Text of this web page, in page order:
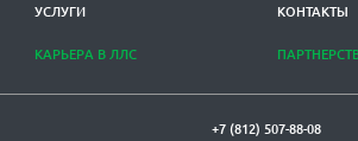
УСЛУГИ
КАРЬЕРА В ЛЛС
КОНТАКТЫ
+7 (812) 507-88-08